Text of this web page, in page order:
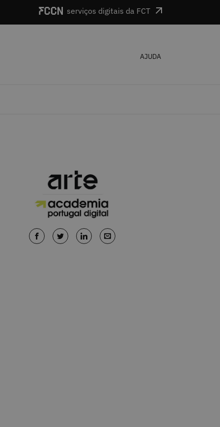
serviços digitais da FCT
AJUDA